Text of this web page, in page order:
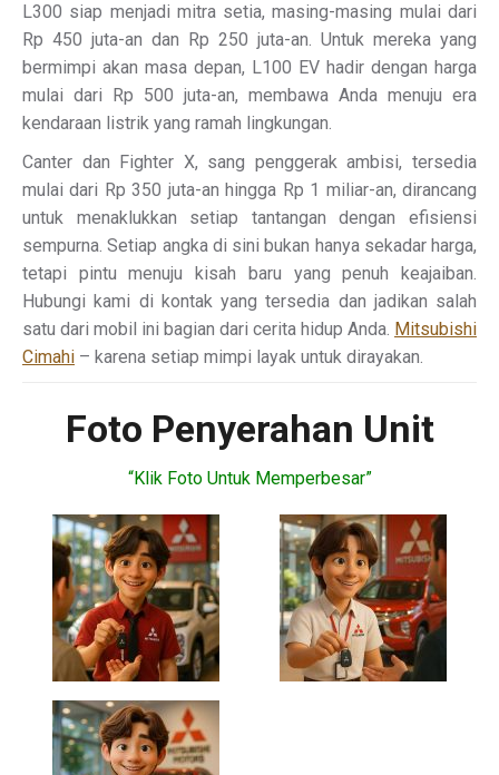
L300 siap menjadi mitra setia, masing-masing mulai dari
Rp 450 juta-an dan Rp 250 juta-an. Untuk mereka yang
bermimpi akan masa depan, L100 EV hadir dengan harga
mulai dari Rp 500 juta-an, membawa Anda menuju era
kendaraan listrik yang ramah lingkungan.
Canter dan Fighter X, sang penggerak ambisi, tersedia
mulai dari Rp 350 juta-an hingga Rp 1 miliar-an, dirancang
untuk menaklukkan setiap tantangan dengan efisiensi
sempurna. Setiap angka di sini bukan hanya sekadar harga,
tetapi pintu menuju kisah baru yang penuh keajaiban.
Hubungi kami di kontak yang tersedia dan jadikan salah
satu dari mobil ini bagian dari cerita hidup Anda. Mitsubishi
Cimahi – karena setiap mimpi layak untuk dirayakan.
Foto Penyerahan Unit
“Klik Foto Untuk Memperbesar”